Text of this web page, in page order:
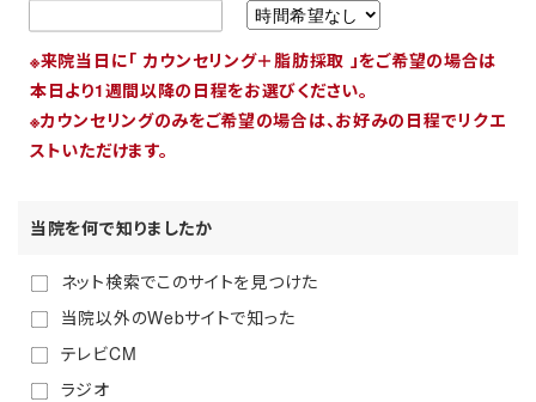
※来院当日に「 カウンセリング＋脂肪採取 」をご希望の場合は
本日より1週間以降の日程をお選びください。
※カウンセリングのみをご希望の場合は、お好みの日程でリクエ
ストいただけます。
当院を何で知りましたか
ネット検索でこのサイトを見つけた
当院以外のWebサイトで知った
テレビCM
ラジオ